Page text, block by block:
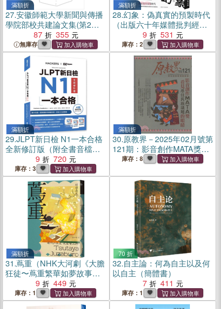
滿額折
27.安徽師範大學新聞與傳播
學院部校共建論文集(第2輯)
（簡體書）
87 355
無庫存
滿額折
28.幻象：偽真實的預製時代
（出版六十年媒體批判經
典，第一次授權全球繁體中
文版）
9 531
庫存：2
滿額折
29.JLPT新日檢 N1一本合格
全新修訂版（附全書音檔
MP3+模擬試題暨詳解4回+單
字文法記憶小冊）
9 720
庫存：3
滿額折
30.原教界－2025年02月號第
121期：影音創作MATA獎：
看見原住民族議題的眼睛
庫存：8
滿額折
31.蔦重（NHK大河劇《大膽
狂徒〜蔦重繁華如夢故事
〜》主角‧影響藝文娛樂界三
百年冠軍製作人、江戶時代
第一出版商傳奇故事）
9 449
庫存：1
70 折
32.自主論：何為自主以及何
以自主（簡體書）
7
411
庫存：1